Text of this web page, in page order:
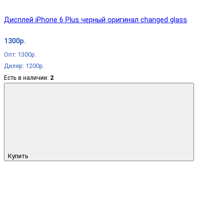
Дисплей iPhone 6 Plus черный оригинал changed glass
1300р.
Опт: 1300р.
Дилер: 1200р.
Есть в наличии: 2
Купить